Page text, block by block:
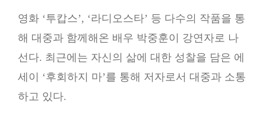
영화 ‘투캅스’, ‘라디오스타’ 등 다수의 작품을 통
해 대중과 함께해온 배우 박중훈이 강연자로 나
선다. 최근에는 자신의 삶에 대한 성찰을 담은 에
세이 ‘후회하지 마’를 통해 저자로서 대중과 소통
하고 있다.